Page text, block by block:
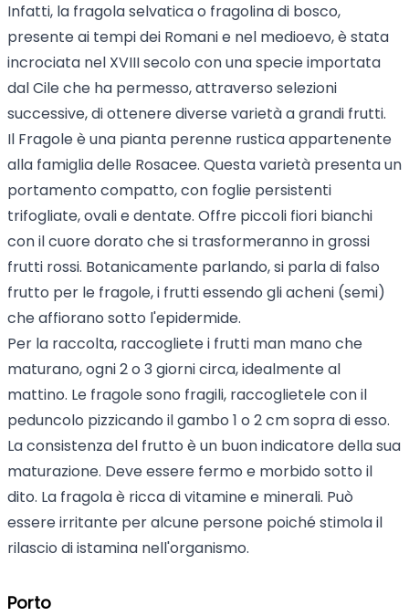
Infatti, la fragola selvatica o fragolina di bosco,
presente ai tempi dei Romani e nel medioevo, è stata
incrociata nel XVIII secolo con una specie importata
dal Cile che ha permesso, attraverso selezioni
successive, di ottenere diverse varietà a grandi frutti.
Il Fragole è una pianta perenne rustica appartenente
alla famiglia delle Rosacee. Questa varietà presenta un
portamento compatto, con foglie persistenti
trifogliate, ovali e dentate. Offre piccoli fiori bianchi
con il cuore dorato che si trasformeranno in grossi
frutti rossi. Botanicamente parlando, si parla di falso
frutto per le fragole, i frutti essendo gli acheni (semi)
che affiorano sotto l'epidermide.
Per la raccolta, raccogliete i frutti man mano che
maturano, ogni 2 o 3 giorni circa, idealmente al
mattino. Le fragole sono fragili, raccoglietele con il
peduncolo pizzicando il gambo 1 o 2 cm sopra di esso.
La consistenza del frutto è un buon indicatore della sua
maturazione. Deve essere fermo e morbido sotto il
dito. La fragola è ricca di vitamine e minerali. Può
essere irritante per alcune persone poiché stimola il
rilascio di istamina nell'organismo.
Porto